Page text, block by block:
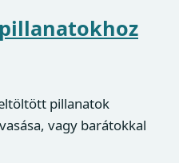
pillanatok
vagy barátokkal